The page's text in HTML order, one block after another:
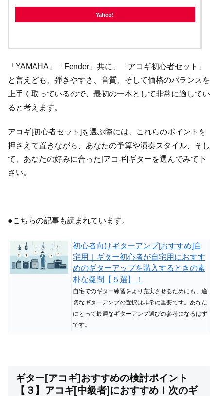
Yahoo!
「YAMAHA」「Fender」共に、「アコギ初心者セット」
と言えども、弾きやすさ、音質、そして価格のバランスを
上手く取っているので、最初の一本として非常に適してい
ると考えます。
アコギ[初心者セット]を選ぶ際には、これらのポイントを
押さえて置きながら、あなたの予算や演奏スタイル、そし
て、あなたの好みに合った[アコギ]ギターを選んでみて下
さい。
●こちらの記事も読まれています。
初心者向けギターアンプ[おすすめ]自
宅用｜ギター初心者が自宅用におすす
めのギターアップを購入するときの素
朴な疑問【５選】！
自宅でのギター練習をより充実させるためにも、適
切なギターアンプの選択は非常に重要です。あなた
にとって最適なギターアンプ選びの参考になるはず
です。
ギター[アコギ]おすすめの検討ポイント
【３】アコギ[中級者]におすすめ！次のギ